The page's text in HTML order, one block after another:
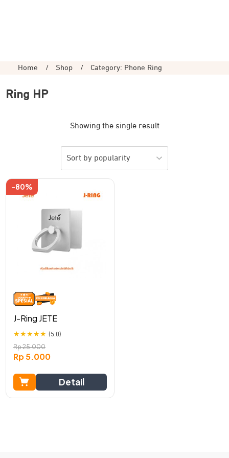
Home / Shop / Category: Phone Ring
Ring HP
Showing the single result
-80%
J-Ring JETE
★★★★★ (5.0)
Rp25.000
Rp5.000
Detail